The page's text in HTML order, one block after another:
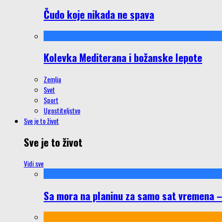
Čudo koje nikada ne spava
Kolevka Mediterana i božanske lepote
Zemlja
Svet
Sport
Ugostiteljstvo
Sve je to život
Sve je to život
Vidi sve
Sa mora na planinu za samo sat vremena